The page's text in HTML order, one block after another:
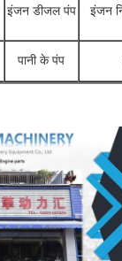
इंजन डीजल पंप इंजन
पानी के पंप
यात्रा मोटर
असेंबलियाँ